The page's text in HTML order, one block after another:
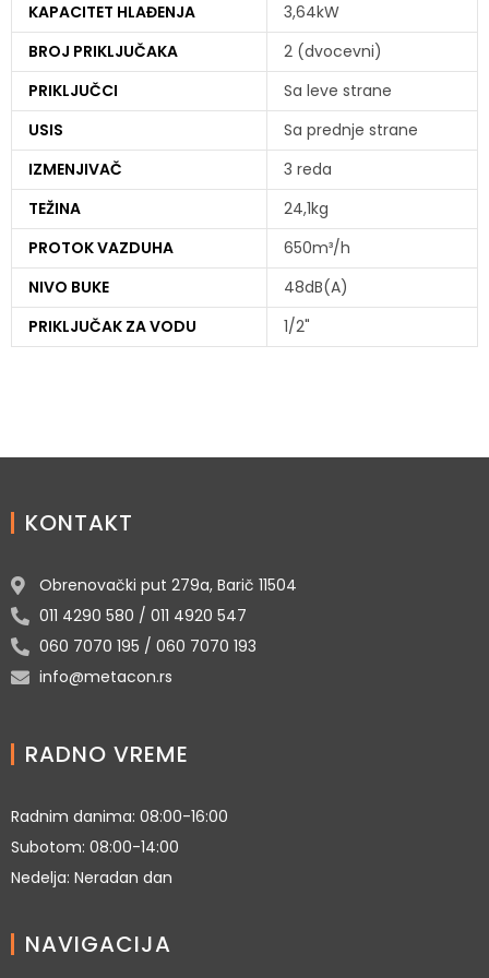
KAPACITET HLAĐENJA
3,64kW
BROJ PRIKLJUČAKA
2 (dvocevni)
PRIKLJUČCI
Sa leve strane
USIS
Sa prednje strane
IZMENJIVAČ
3 reda
TEŽINA
24,1kg
PROTOK VAZDUHA
650m³/h
NIVO BUKE
48dB(A)
PRIKLJUČAK ZA VODU
1/2"
KONTAKT
Obrenovački put 279a, Barič 11504
011 4290 580 / 011 4920 547
060 7070 195 / 060 7070 193
info@metacon.rs
RADNO VREME
Radnim danima: 08:00-16:00
Subotom: 08:00-14:00
Nedelja: Neradan dan
NAVIGACIJA